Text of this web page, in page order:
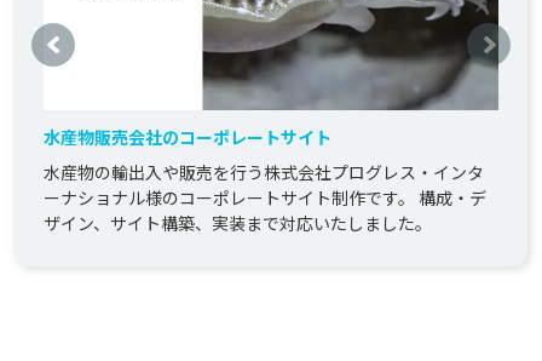
水産物販売会社のコーポレートサイト
水産物の輸出入や販売を行う株式会社プログレス・インタ
ーナショナル様のコーポレートサイト制作です。 構成・デ
ザイン、サイト構築、実装まで対応いたしました。